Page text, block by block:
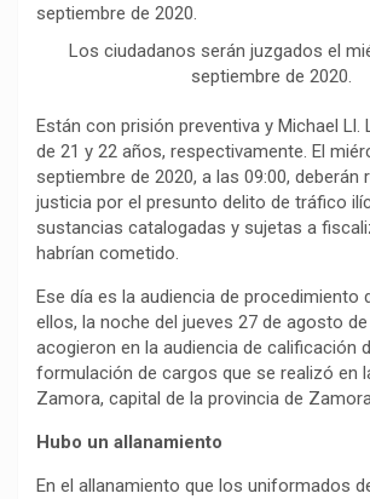
o
o
A
p
a
m
n
k
t
i
r
Los ciudadanos serán juzgados el
septiembre de 2020.
Están con prisión preventiva y Michael Ll.
de 21 y 22 años, respectivamente. El
septiembre de 2020, a las 09:00, deberán
justicia por el presunto delito de tráfico
sustancias catalogadas y sujetas a
habrían cometido.
Ese día es la audiencia de procedimiento
ellos, la noche del jueves 27 de agosto
acogieron en la audiencia de calificación
formulación de cargos que se realizó en
Zamora, capital de la provincia de
Hubo un allanamiento
En el allanamiento que los uniformados